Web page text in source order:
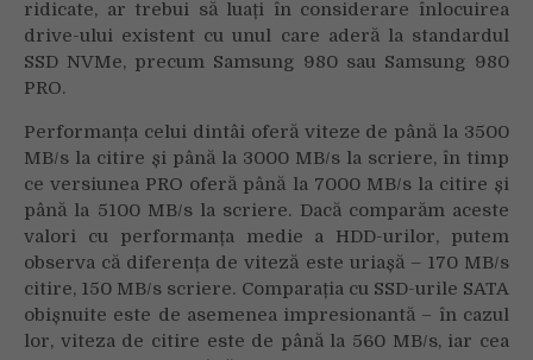
ridicate, ar trebui să luați în considerare înlocuirea
drive-ului existent cu unul care aderă la standardul
SSD NVMe, precum Samsung 980 sau Samsung 980
PRO.
Performanța celui dintâi oferă viteze de până la 3500
MB/s la citire și până la 3000 MB/s la scriere, în timp
ce versiunea PRO oferă până la 7000 MB/s la citire și
până la 5100 MB/s la scriere. Dacă comparăm aceste
valori cu performanța medie a HDD-urilor, putem
observa că diferența de viteză este uriașă – 170 MB/s
citire, 150 MB/s scriere. Comparația cu SSD-urile SATA
obișnuite este de asemenea impresionantă – în cazul
lor, viteza de citire este de până la 560 MB/s, iar cea